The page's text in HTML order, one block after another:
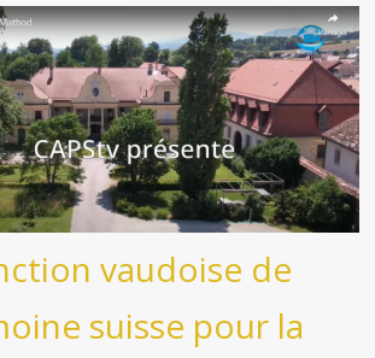
vaudoise de
suisse pour la